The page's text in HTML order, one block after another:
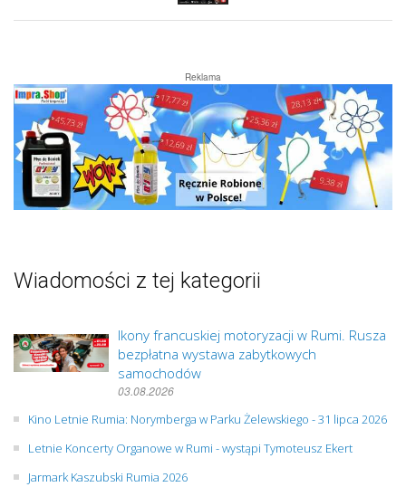
Reklama
Wiadomości z tej kategorii
Ikony francuskiej motoryzacji w Rumi. Rusza
bezpłatna wystawa zabytkowych
samochodów
03.08.2026
Kino Letnie Rumia: Norymberga w Parku Żelewskiego - 31 lipca 2026
Letnie Koncerty Organowe w Rumi - wystąpi Tymoteusz Ekert
Jarmark Kaszubski Rumia 2026